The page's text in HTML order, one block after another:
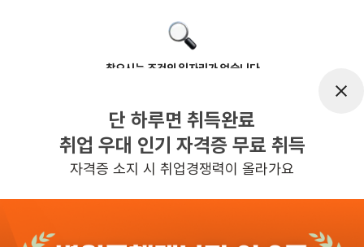
찾으시는 조건의 일자리가 없습니다
반경 3KM 이내의 일자리 확인하기
단 하루면 취득완료
취업 우대 인기 자격증 무료 취득
자격증 소지 시 취업경쟁력이 올라가요